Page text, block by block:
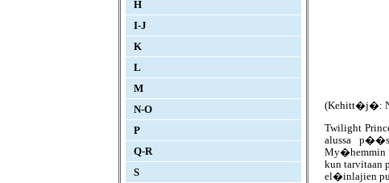
H
I-J
K
L
M
N-O
P
Q-R
S
(Kehitt�j�:
Twilight
alussa
My�hemmin
kun
el�inlajien